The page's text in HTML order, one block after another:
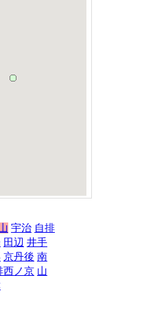
宇治 自排
田辺 井手
京丹後 南
西ノ京 山